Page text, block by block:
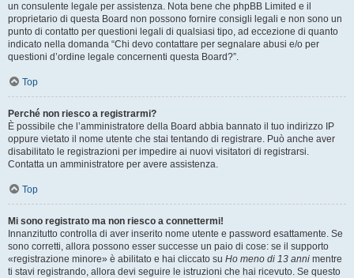
un consulente legale per assistenza. Nota bene che phpBB Limited e il
proprietario di questa Board non possono fornire consigli legali e non sono un
punto di contatto per questioni legali di qualsiasi tipo, ad eccezione di quanto
indicato nella domanda “Chi devo contattare per segnalare abusi e/o per
questioni d’ordine legale concernenti questa Board?”.
Top
Perché non riesco a registrarmi?
È possibile che l’amministratore della Board abbia bannato il tuo indirizzo IP
oppure vietato il nome utente che stai tentando di registrare. Può anche aver
disabilitato le registrazioni per impedire ai nuovi visitatori di registrarsi.
Contatta un amministratore per avere assistenza.
Top
Mi sono registrato ma non riesco a connettermi!
Innanzitutto controlla di aver inserito nome utente e password esattamente. Se
sono corretti, allora possono esser successe un paio di cose: se il supporto
«registrazione minore» è abilitato e hai cliccato su Ho meno di 13 anni mentre
ti stavi registrando, allora devi seguire le istruzioni che hai ricevuto. Se questo